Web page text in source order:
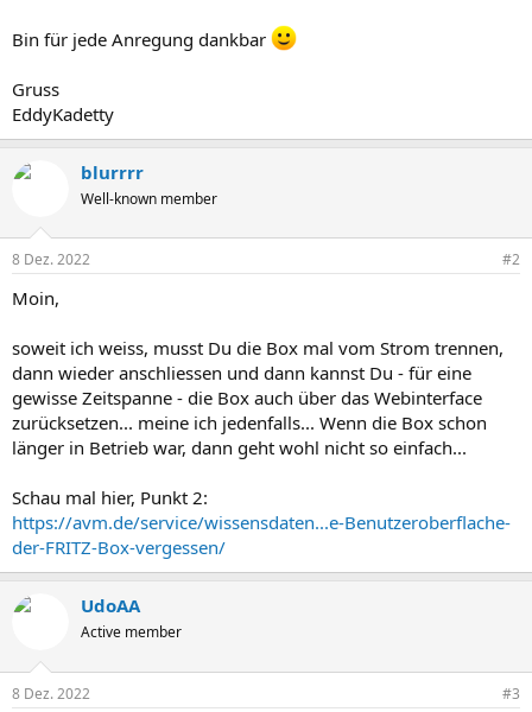
Bin für jede Anregung dankbar
Gruss
EddyKadetty
blurrrr
Well-known member
8 Dez. 2022 #2
Moin,
soweit ich weiss, musst Du die Box mal vom Strom trennen,
dann wieder anschliessen und dann kannst Du - für eine
gewisse Zeitspanne - die Box auch über das Webinterface
zurücksetzen... meine ich jedenfalls... Wenn die Box schon
länger in Betrieb war, dann geht wohl nicht so einfach...
Schau mal hier, Punkt 2:
https://avm.de/service/wissensdaten...e-Benutzeroberflache-
der-FRITZ-Box-vergessen/
UdoAA
Active member
8 Dez. 2022 #3